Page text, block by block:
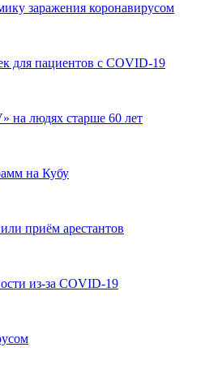
заражения коронавирусом
для пациентов с COVID-19
на людях старше 60 лет
на Кубу
приём арестантов
из-за COVID-19